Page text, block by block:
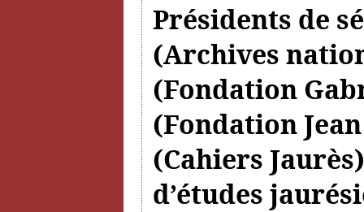
Présidents de
(Archives
(Fondation
(Fondation
(Cahiers
d’études